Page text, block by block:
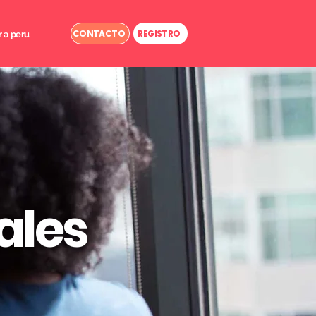
a peru CONTACTO REGISTRO